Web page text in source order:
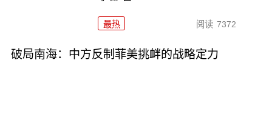
最热 阅读 7372
破局南海：中方反制菲美挑衅的战略定力